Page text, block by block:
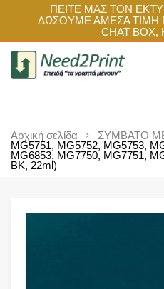
ΠΕΙΤΕ ΜΑΣ ΤΟΝ
ΔΩΣΟΥΜΕ ΑΜΕΣΑ ΤΙΜΗ
CHAT BOX,
Αρχική σελίδα ΣΥΜΒΑΤΟ
MG5751, MG5752, MG5753,
MG6853, MG7750, MG7751,
BK, 22ml)